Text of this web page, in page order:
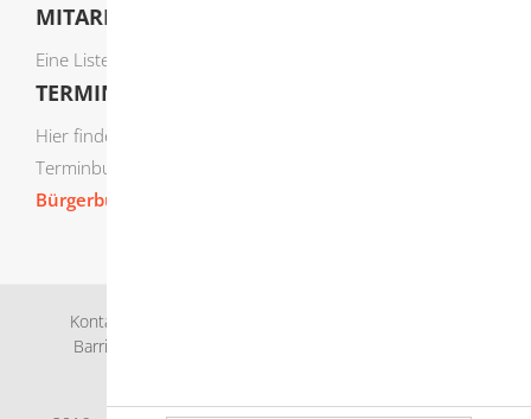
MITARBEITERLISTE
Eine Liste der Mitarbeiter von A-Z finden Sie
TERMIN ONLINE BUCHEN
Hier finden Sie die verfügbaren Sachgebiete zur Online-
Terminbuchung:
Bürgerbüro Termine online buchen
Kontakt
Barrierefreiheit